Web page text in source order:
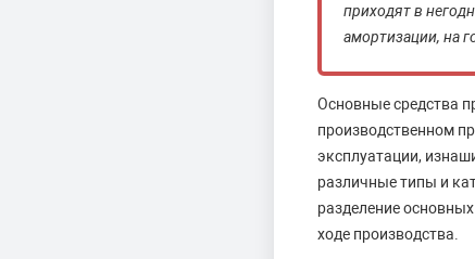
приходят в
амортизации, на
Основные средства
производственном
эксплуатации,
различные типы и
разделение
ходе производства.